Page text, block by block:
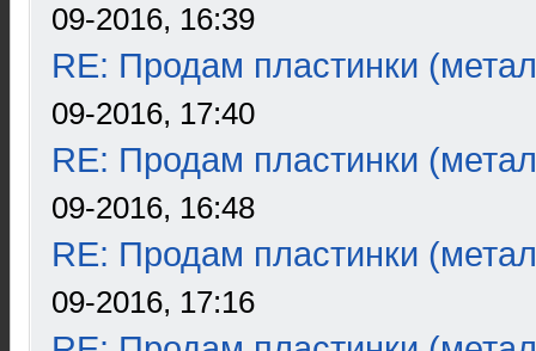
09-2016, 16:39
RE: Продам пластинки
09-2016, 17:40
RE: Продам пластинки
09-2016, 16:48
RE: Продам пластинки
09-2016, 17:16